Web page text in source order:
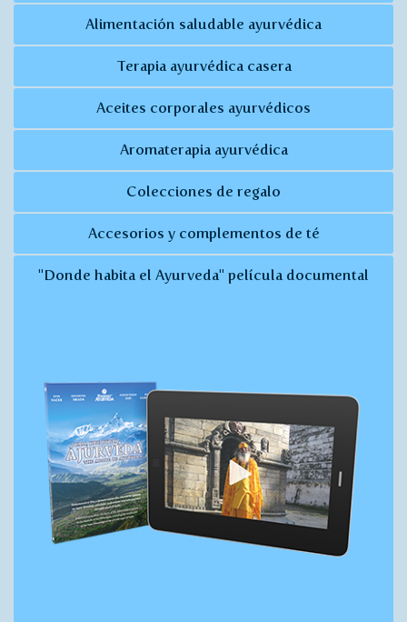
Alimentación saludable ayurvédica
Terapia ayurvédica casera
Aceites corporales ayurvédicos
Aromaterapia ayurvédica
Colecciones de regalo
Accesorios y complementos de té
"Donde habita el Ayurveda" película documental